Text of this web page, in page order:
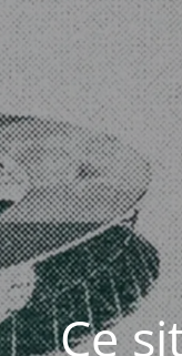
Ce